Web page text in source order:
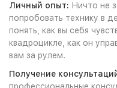
Личный опыт: Ничто не
попробовать технику в
понять, как вы себя
квадроцикле, как он
вам за рулем.
Получение